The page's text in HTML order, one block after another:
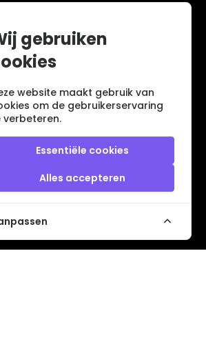
gebruiken
website maakt gebruik van
om de gebruikerservaring
verbeteren.
Essentiële cookies
Alles accepteren